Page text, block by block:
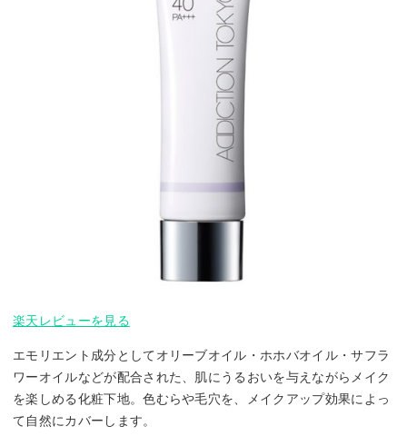
楽天レビューを見る
エモリエント成分としてオリーブオイル・ホホバオイル・サフラ
ワーオイルなどが配合された、肌にうるおいを与えながらメイク
を楽しめる化粧下地。色むらや毛穴を、メイクアップ効果によっ
て自然にカバーします。